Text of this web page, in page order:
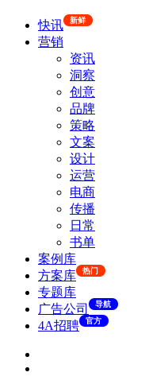
快讯 新鲜
营销
资讯
洞察
创意
品牌
策略
文案
设计
运营
电商
传播
日常
书单
案例库
方案库
热门
专题库
广告公司
导航
4A招聘 官方